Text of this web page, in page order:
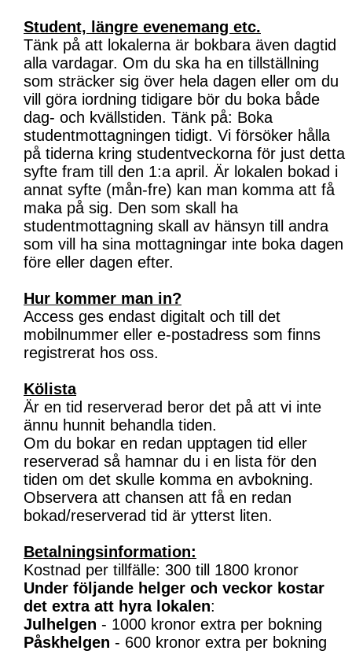
Student, längre evenemang etc.
Tänk på att lokalerna är bokbara även dagtid
alla vardagar. Om du ska ha en tillställning
som sträcker sig över hela dagen eller om du
vill göra iordning tidigare bör du boka både
dag- och kvällstiden. Tänk på: Boka
studentmottagningen tidigt. Vi försöker hålla
på tiderna kring studentveckorna för just detta
syfte fram till den 1:a april. Är lokalen bokad i
annat syfte (mån-fre) kan man komma att få
maka på sig. Den som skall ha
studentmottagning skall av hänsyn till andra
som vill ha sina mottagningar inte boka dagen
före eller dagen efter.
Hur kommer man in?
Access ges endast digitalt och till det
mobilnummer eller e-postadress som finns
registrerat hos oss.
Kölista
Är en tid reserverad beror det på att vi inte
ännu hunnit behandla tiden.
Om du bokar en redan upptagen tid eller
reserverad så hamnar du i en lista för den
tiden om det skulle komma en avbokning.
Observera att chansen att få en redan
bokad/reserverad tid är ytterst liten.
Betalningsinformation:
Kostnad per tillfälle: 300 till 1800 kronor
Under följande helger och veckor kostar
det extra att hyra lokalen:
Julhelgen - 1000 kronor extra per bokning
Påskhelgen - 600 kronor extra per bokning